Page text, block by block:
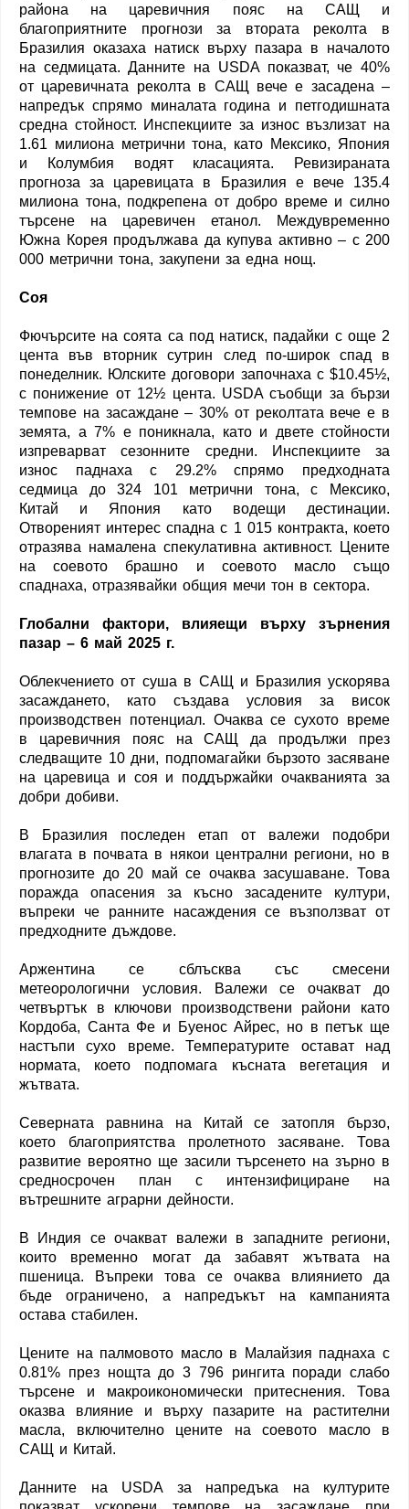
района на царевичния пояс на САЩ и
благоприятните прогнози за втората реколта в
Бразилия оказаха натиск върху пазара в началото
на седмицата. Данните на USDA показват, че 40%
от царевичната реколта в САЩ вече е засадена –
напредък спрямо миналата година и петгодишната
средна стойност. Инспекциите за износ възлизат на
1.61 милиона метрични тона, като Мексико, Япония
и Колумбия водят класацията. Ревизираната
прогноза за царевицата в Бразилия е вече 135.4
милиона тона, подкрепена от добро време и силно
търсене на царевичен етанол. Междувременно
Южна Корея продължава да купува активно – с 200
000 метрични тона, закупени за една нощ.
Соя
Фючърсите на соята са под натиск, падайки с още 2
цента във вторник сутрин след по-широк спад в
понеделник. Юлските договори започнаха с $10.45½,
с понижение от 12½ цента. USDA съобщи за бързи
темпове на засаждане – 30% от реколтата вече е в
земята, а 7% е поникнала, като и двете стойности
изпреварват сезонните средни. Инспекциите за
износ паднаха с 29.2% спрямо предходната
седмица до 324 101 метрични тона, с Мексико,
Китай и Япония като водещи дестинации.
Отвореният интерес спадна с 1 015 контракта, което
отразява намалена спекулативна активност. Цените
на соевото брашно и соевото масло също
спаднаха, отразявайки общия мечи тон в сектора.
Глобални фактори, влияещи върху зърнения
пазар – 6 май 2025 г.
Облекчението от суша в САЩ и Бразилия ускорява
засаждането, като създава условия за висок
производствен потенциал. Очаква се сухото време
в царевичния пояс на САЩ да продължи през
следващите 10 дни, подпомагайки бързото засяване
на царевица и соя и поддържайки очакванията за
добри добиви.
В Бразилия последен етап от валежи подобри
влагата в почвата в някои централни региони, но в
прогнозите до 20 май се очаква засушаване. Това
поражда опасения за късно засадените култури,
въпреки че ранните насаждения се възползват от
предходните дъждове.
Аржентина се сблъсква със смесени
метеорологични условия. Валежи се очакват до
четвъртък в ключови производствени райони като
Кордоба, Санта Фе и Буенос Айрес, но в петък ще
настъпи сухо време. Температурите остават над
нормата, което подпомага късната вегетация и
жътвата.
Северната равнина на Китай се затопля бързо,
което благоприятства пролетното засяване. Това
развитие вероятно ще засили търсенето на зърно в
средносрочен план с интензифициране на
вътрешните аграрни дейности.
В Индия се очакват валежи в западните региони,
които временно могат да забавят жътвата на
пшеница. Въпреки това се очаква влиянието да
бъде ограничено, а напредъкът на кампанията
остава стабилен.
Цените на палмовото масло в Малайзия паднаха с
0.81% през нощта до 3 796 рингита поради слабо
търсене и макроикономически притеснения. Това
оказва влияние и върху пазарите на растителни
масла, включително цените на соевото масло в
САЩ и Китай.
Данните на USDA за напредъка на културите